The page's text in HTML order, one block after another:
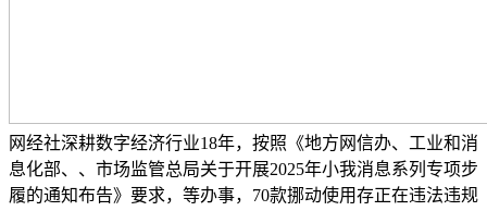
网经社深耕数字经济行业18年，按照《地方网信办、工业和消
息化部、、市场监管总局关于开展2025年小我消息系列专项步
履的通知布告》要求，等办事，70款挪动使用存正在违法违规